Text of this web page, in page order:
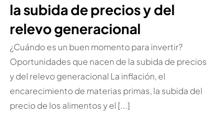
la subida de precios y del
relevo generacional
¿Cuándo es un buen momento para invertir?
Oportunidades que nacen de la subida de precios
y del relevo generacional La inflación, el
encarecimiento de materias primas, la subida del
precio de los alimentos y el [...]